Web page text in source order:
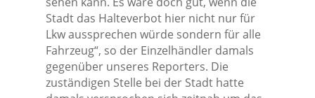
Stadt das Halteverbot hier nicht nur für
Lkw aussprechen würde sondern für alle
Fahrzeug“, so der Einzelhändler damals
gegenüber unseres Reporters. Die
zuständigen Stelle bei der Stadt hatte